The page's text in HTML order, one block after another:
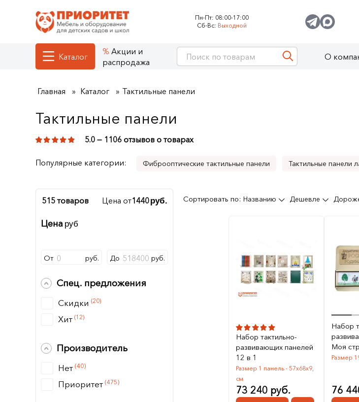
Пн-Пт: 08:00-17:00
Сб-Вс: Выходной
Каталог
Акции и
распродажа
О
Главная Каталог Тактильные панели
Тактильные панели
5.0 — 1106 отзывов о товарах
Популярные категории: Фиброоптические тактильные панели Тактильные панели
Декоративно-развивающие панели Дидактические панели
515 товаров Цена от1440руб.
Цена руб
От руб. До руб.
Спец. предложения
Скидки (20)
Хит (12)
Производитель
Нет (40)
Приоритет (475)
Сортировать по: Названию Дешевле
Набор тактильно-
развивающих панелей
12 в 1
Размер 1 панель - 57х68х9,
см
73 240 руб.
Набор
Моя
Размер
76